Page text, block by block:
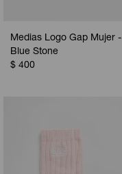
Medias Logo Gap Mujer -
Blue Stone
$ 400